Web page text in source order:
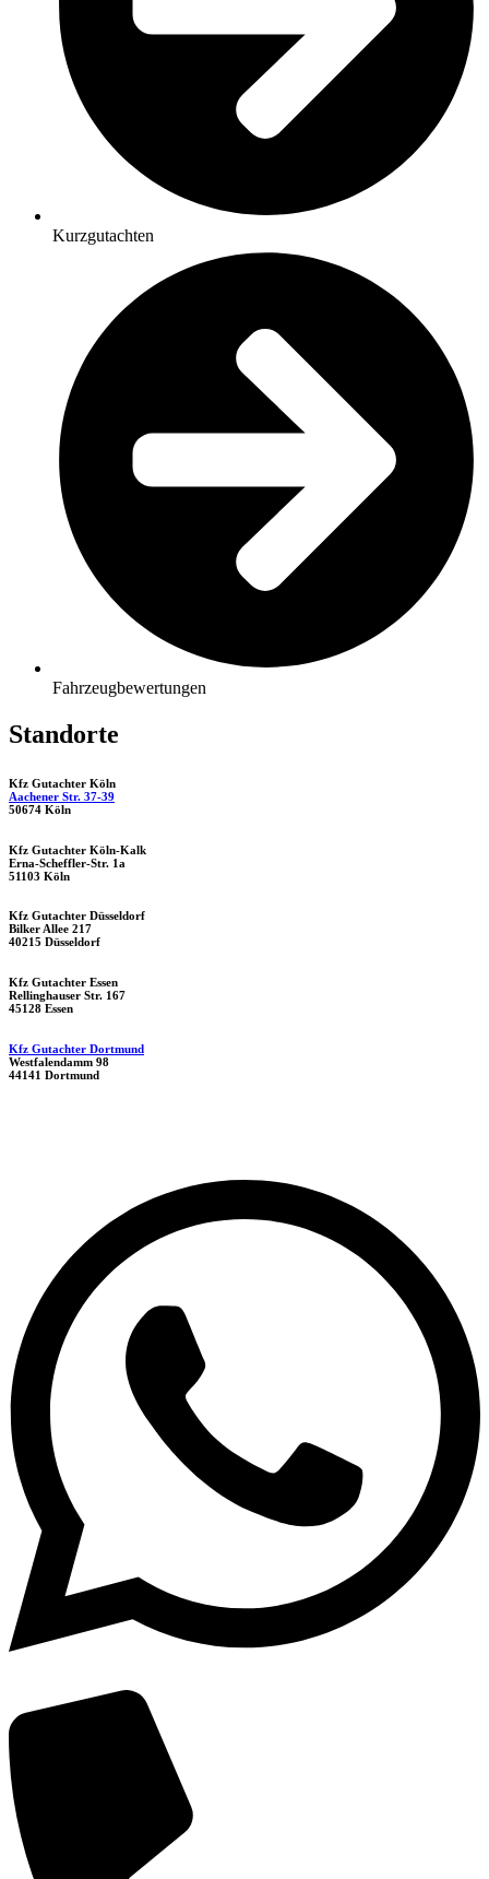
Kurzgutachten
Fahrzeugbewertungen
Standorte
Kfz Gutachter Köln
Aachener Str. 37-39
50674 Köln
Kfz Gutachter Köln-Kalk
Erna-Scheffler-Str. 1a
51103 Köln
Kfz Gutachter Düsseldorf
Bilker Allee 217
40215 Düsseldorf
Kfz Gutachter Essen
Rellinghauser Str. 167
45128 Essen
Kfz Gutachter Dortmund
Westfalendamm 98
44141 Dortmund